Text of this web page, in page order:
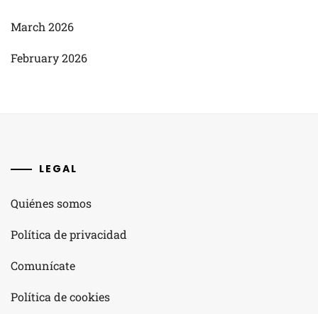
March 2026
February 2026
LEGAL
Quiénes somos
Política de privacidad
Comunícate
Política de cookies